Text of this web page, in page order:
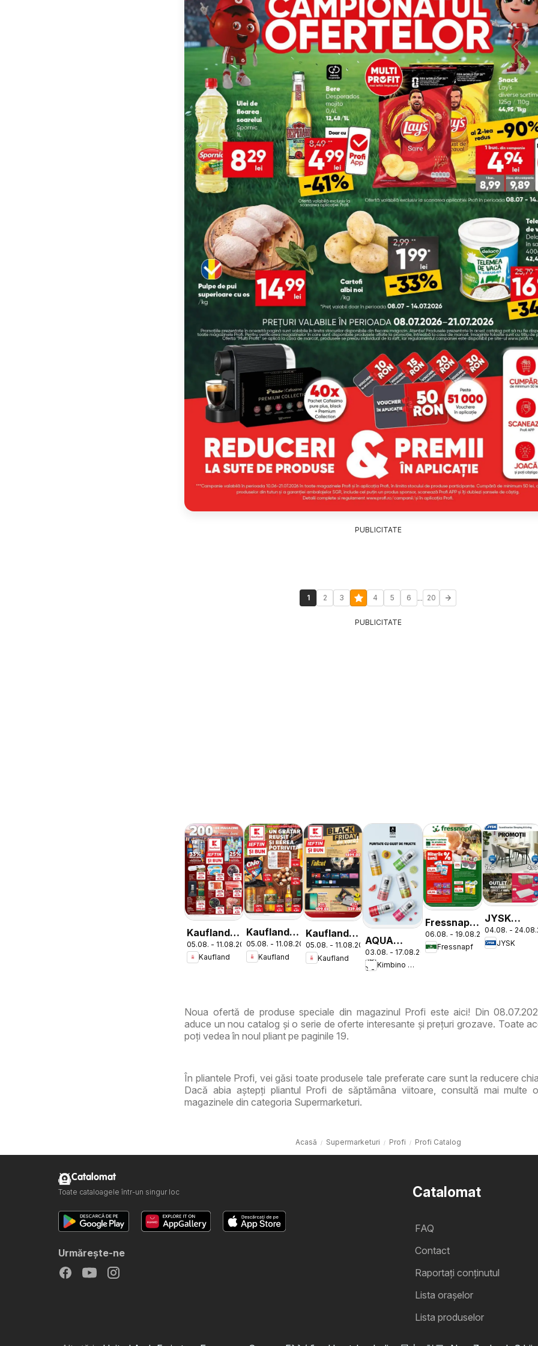
PUBLICITATE
1 2 3 4 5 6 ... 20
PUBLICITATE
Kaufland
Domnesti
05.08. - 11.08.2026
Kaufland
Kaufland
Catalog
Tematic
05.08. - 11.08.2026
Kaufland
Kaufland
Catalog
Nonfood
05.08. - 11.08.2026
Kaufland
AQUA
Carpatica
Flavours
03.08. - 17.08.2026
Kimbino MG - RO
Fressnapf
Catalog
06.08. - 19.08.2026
Fressnapf
JYSK
Catalog
04.08. -
JYSK
Noua ofertă de produse speciale din magazinul Profi este aici! Din
aduce un nou catalog și o serie de oferte interesante și prețuri grozave. Toate
poți vedea în noul pliant pe paginile 19.
În pliantele Profi, vei găsi toate produsele tale preferate care sunt la reducere
Dacă abia aștepți pliantul Profi de săptămâna viitoare, consultă mai multe
magazinele din categoria Supermarketuri.
Acasă Supermarketuri Profi Profi Catalog
Catalomat
FAQ
Contact
Raportați conținutul
Lista oraşelor
Lista produselor
Catalomat
Toate cataloagele într-un singur loc
Urmăreşte-ne